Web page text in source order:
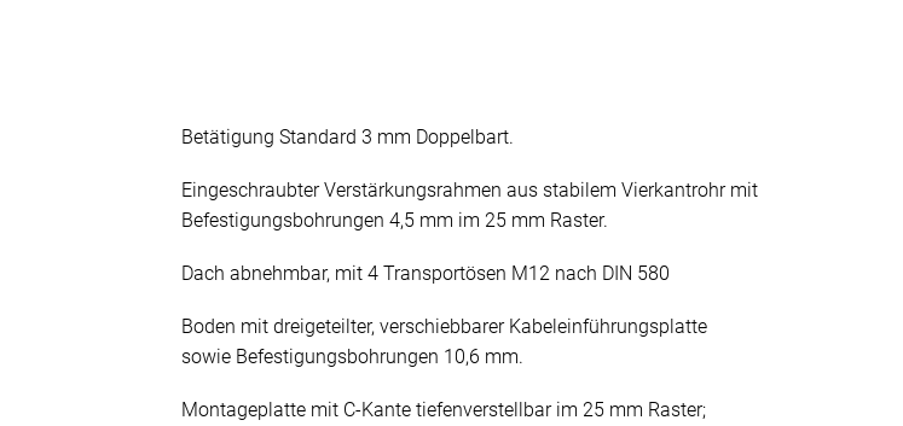
Betätigung Standard 3 mm Doppelbart.
Eingeschraubter Verstärkungsrahmen aus stabilem Vierkantrohr mit
Befestigungsbohrungen 4,5 mm im 25 mm Raster.
Dach abnehmbar, mit 4 Transportösen M12 nach DIN 580
Boden mit dreigeteilter, verschiebbarer Kabeleinführungsplatte
sowie Befestigungsbohrungen 10,6 mm.
Montageplatte mit C-Kante tiefenverstellbar im 25 mm Raster;